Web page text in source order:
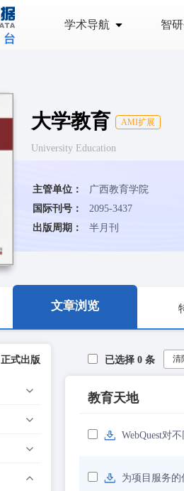
学术导航 智
大学教育 AMI扩展
University Education
主管单位：
广西教育学院
国际刊号：
2095-3437
出版周期：
半月刊
文章浏览
正式出版 已选择 0 条 清
教育天地
WebQuest对
为项目服务